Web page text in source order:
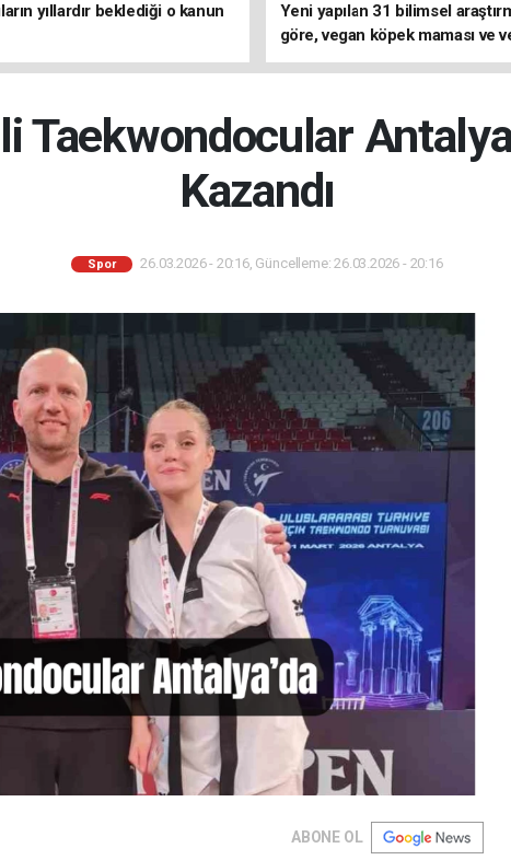
yıllardır beklediği o kanun
Yeni yapılan 31 bilimsel
göre, vegan köpek maması ve
kedi mamasının iyi
Taekwondocular
Kazandı
Spor 26.03.2026 - 20:16, Güncelleme: 26.03.2026 - 20:16
ABONE OL